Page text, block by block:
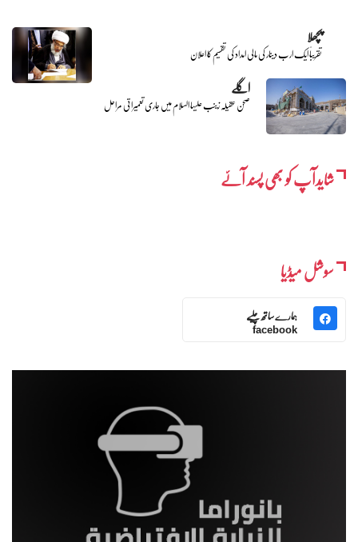
پچھلا
تقریباً ایک ارب دینار کی مالی امداد کی تقسیم کا اعلان
اگلے
صحن عقیلہ زینب علیہا السلام میں جاری تعمیراتی مراحل
شایدآپ کو بھی پسند آئے
سوشل میڈیا
ہمارے ساتھ چلیے
facebook